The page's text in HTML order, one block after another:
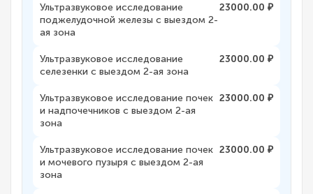
Ультразвуковое исследование
поджелудочной железы с выездом 2-
ая зона
23000.00 ₽
Ультразвуковое исследование
селезенки с выездом 2-ая зона
23000.00 ₽
Ультразвуковое исследование почек
и надпочечников с выездом 2-ая
зона
23000.00 ₽
Ультразвуковое исследование почек
и мочевого пузыря с выездом 2-ая
зона
23000.00 ₽